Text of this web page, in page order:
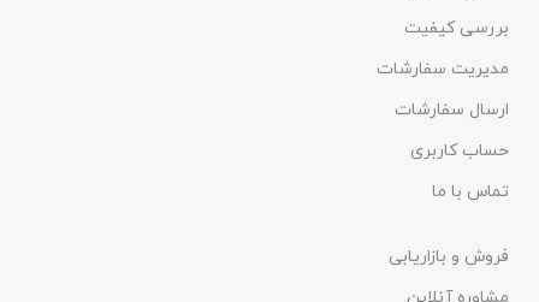
بررسی کیفیت
مدیریت سفارشات
ارسال سفارشات
حساب کاربری
تماس با ما
فروش و بازاریابی
مشاوره آنلاین